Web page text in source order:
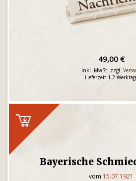
49,00 €
inkl. MwSt. zzgl.
Lieferzeit 1-2
Bayerische
vom 15.07.1921